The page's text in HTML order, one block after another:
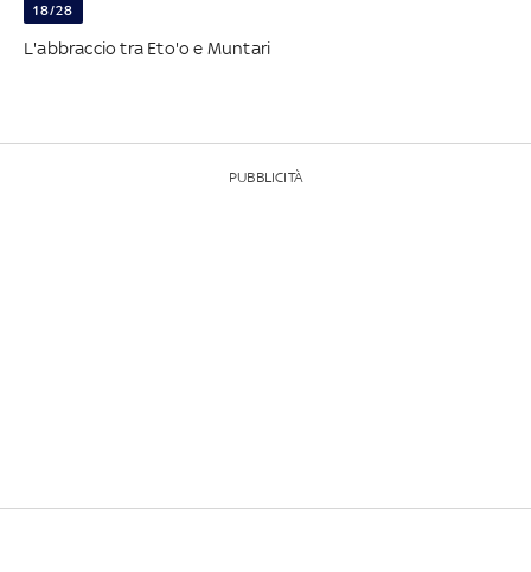
18/28
L'abbraccio tra Eto'o e Muntari
PUBBLICITÀ